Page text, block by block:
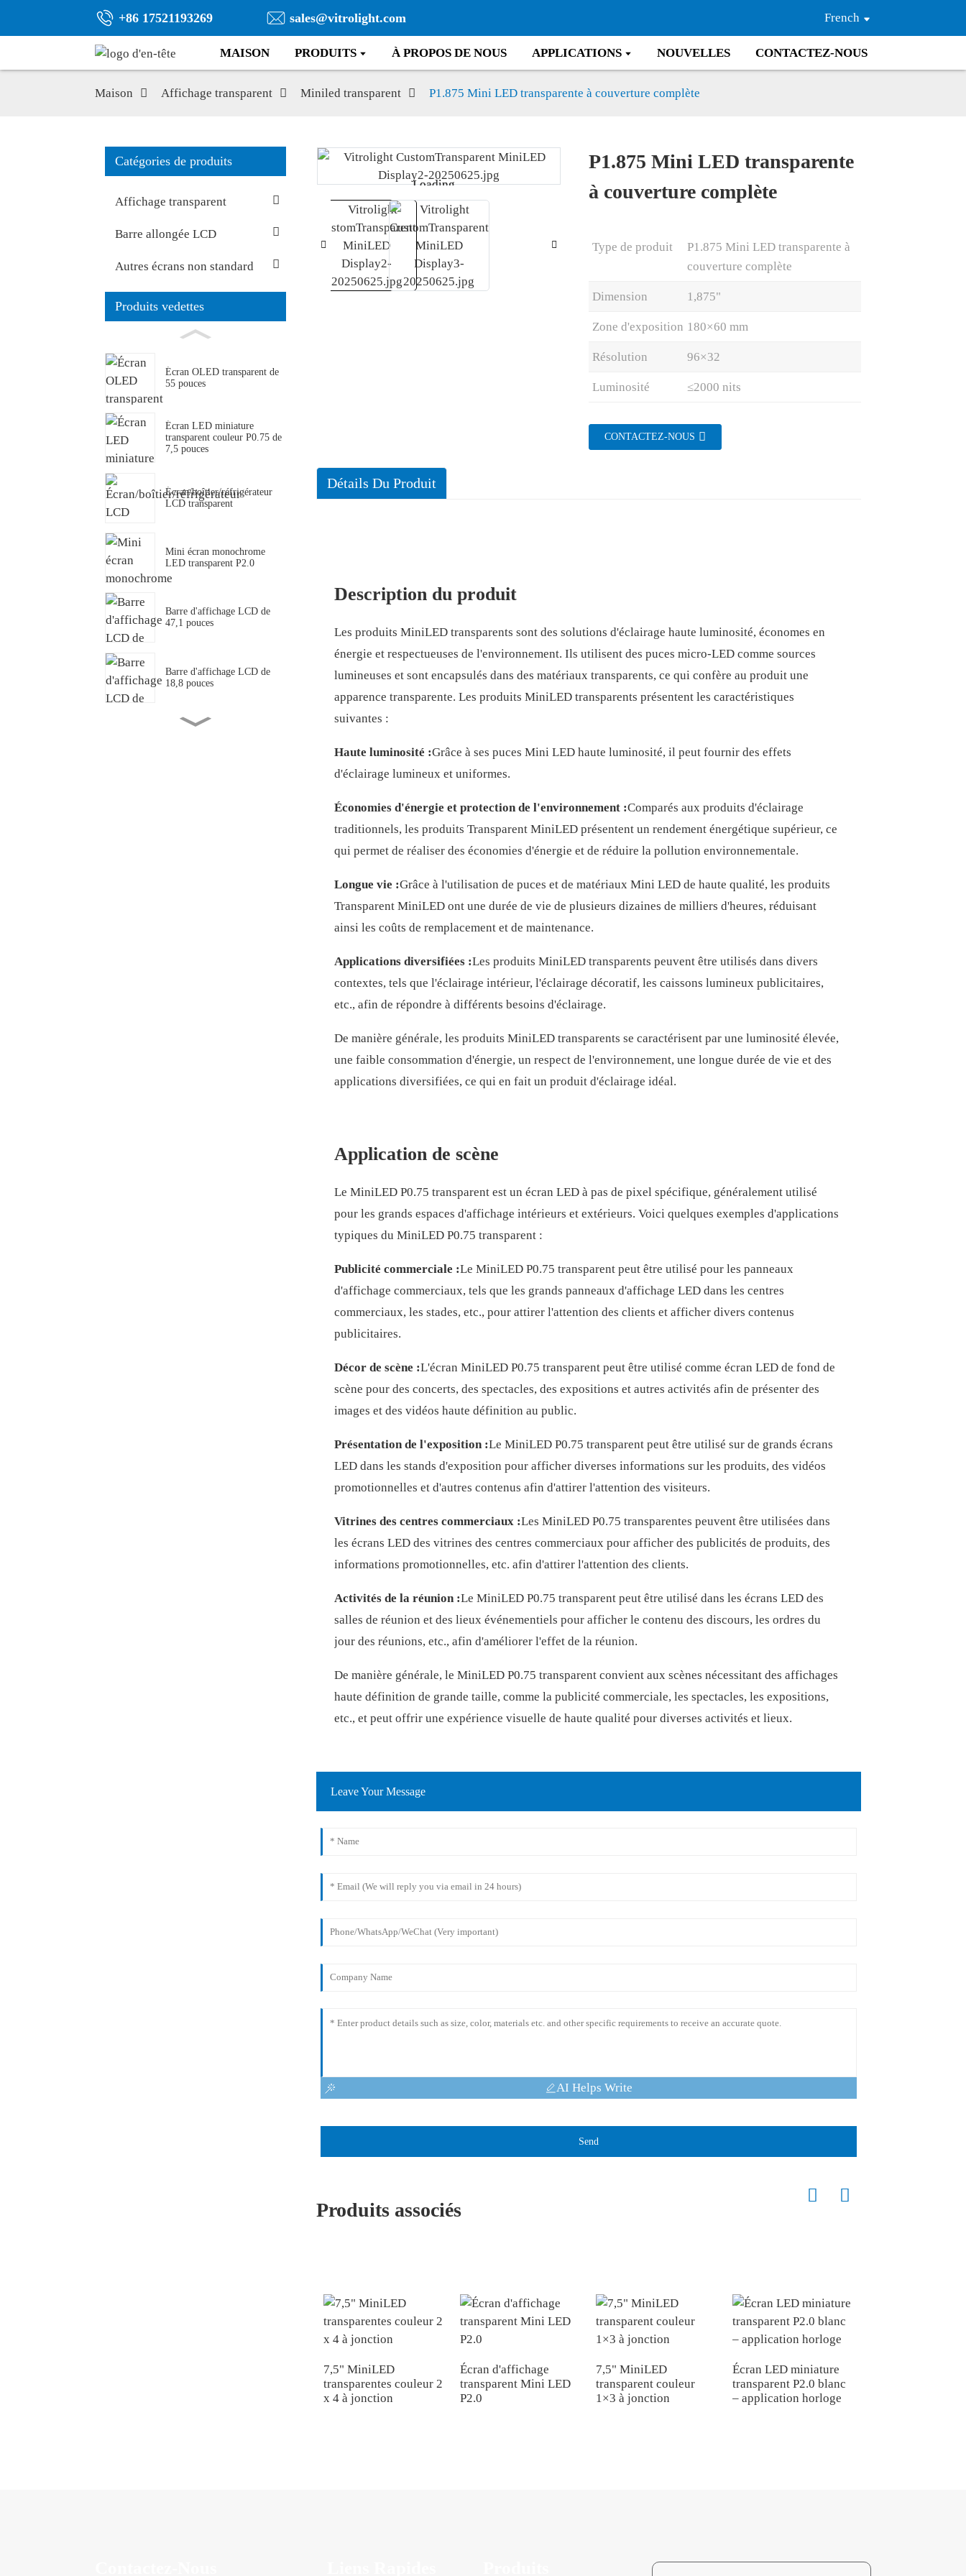
+86 17521193269 sales@vitrolight.com French
MAISON PRODUITS À PROPOS DE NOUS APPLICATIONS NOUVELLES CONTACTEZ-NOUS
Maison Affichage transparent Miniled transparent P1.875 Mini LED transparente à couverture complète
Catégories de produits
Affichage transparent
Barre allongée LCD
Autres écrans non standard
Produits vedettes
Écran OLED transparent de
55 pouces
Écran LED miniature
transparent couleur P0.75 de
7,5 pouces
Écran/boîtier/réfrigérateur
LCD transparent
Mini écran monochrome
LED transparent P2.0
Barre d'affichage LCD de
47,1 pouces
Barre d'affichage LCD de
18,8 pouces
Loading...
Loading... Loading...
Loading...
P1.875 Mini LED transparente
à couverture complète
Type de produit
P1.875 Mini LED transparente à
couverture complète
Dimension 1,875"
Zone d'exposition 180×60 mm
Résolution 96×32
Luminosité ≤2000 nits
CONTACTEZ-NOUS
Détails Du Produit
Description du produit
Les produits MiniLED transparents sont des solutions d'éclairage haute luminosité, économes en
énergie et respectueuses de l'environnement. Ils utilisent des puces micro-LED comme sources
lumineuses et sont encapsulés dans des matériaux transparents, ce qui confère au produit une
apparence transparente. Les produits MiniLED transparents présentent les caractéristiques
suivantes :
Haute luminosité :Grâce à ses puces Mini LED haute luminosité, il peut fournir des effets
d'éclairage lumineux et uniformes.
Économies d'énergie et protection de l'environnement :Comparés aux produits d'éclairage
traditionnels, les produits Transparent MiniLED présentent un rendement énergétique supérieur, ce
qui permet de réaliser des économies d'énergie et de réduire la pollution environnementale.
Longue vie :Grâce à l'utilisation de puces et de matériaux Mini LED de haute qualité, les produits
Transparent MiniLED ont une durée de vie de plusieurs dizaines de milliers d'heures, réduisant
ainsi les coûts de remplacement et de maintenance.
Applications diversifiées :Les produits MiniLED transparents peuvent être utilisés dans divers
contextes, tels que l'éclairage intérieur, l'éclairage décoratif, les caissons lumineux publicitaires,
etc., afin de répondre à différents besoins d'éclairage.
De manière générale, les produits MiniLED transparents se caractérisent par une luminosité élevée,
une faible consommation d'énergie, un respect de l'environnement, une longue durée de vie et des
applications diversifiées, ce qui en fait un produit d'éclairage idéal.
Application de scène
Le MiniLED P0.75 transparent est un écran LED à pas de pixel spécifique, généralement utilisé
pour les grands espaces d'affichage intérieurs et extérieurs. Voici quelques exemples d'applications
typiques du MiniLED P0.75 transparent :
Publicité commerciale :Le MiniLED P0.75 transparent peut être utilisé pour les panneaux
d'affichage commerciaux, tels que les grands panneaux d'affichage LED dans les centres
commerciaux, les stades, etc., pour attirer l'attention des clients et afficher divers contenus
publicitaires.
Décor de scène :L'écran MiniLED P0.75 transparent peut être utilisé comme écran LED de fond de
scène pour des concerts, des spectacles, des expositions et autres activités afin de présenter des
images et des vidéos haute définition au public.
Présentation de l'exposition :Le MiniLED P0.75 transparent peut être utilisé sur de grands écrans
LED dans les stands d'exposition pour afficher diverses informations sur les produits, des vidéos
promotionnelles et d'autres contenus afin d'attirer l'attention des visiteurs.
Vitrines des centres commerciaux :Les MiniLED P0.75 transparentes peuvent être utilisées dans
les écrans LED des vitrines des centres commerciaux pour afficher des publicités de produits, des
informations promotionnelles, etc. afin d'attirer l'attention des clients.
Activités de la réunion :Le MiniLED P0.75 transparent peut être utilisé dans les écrans LED des
salles de réunion et des lieux événementiels pour afficher le contenu des discours, les ordres du
jour des réunions, etc., afin d'améliorer l'effet de la réunion.
De manière générale, le MiniLED P0.75 transparent convient aux scènes nécessitant des affichages
haute définition de grande taille, comme la publicité commerciale, les spectacles, les expositions,
etc., et peut offrir une expérience visuelle de haute qualité pour diverses activités et lieux.
Leave Your Message
AI Helps Write
Send
Produits associés
7,5" MiniLED
transparentes couleur 2
x 4 à jonction
Écran d'affichage
transparent Mini LED
P2.0
7,5" MiniLED
transparent couleur
1×3 à jonction
Écran LED miniature
transparent P2.0 blanc
– application horloge